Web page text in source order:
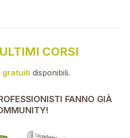
CORSI
gratuiti disponibili.
FANNO GIÀ